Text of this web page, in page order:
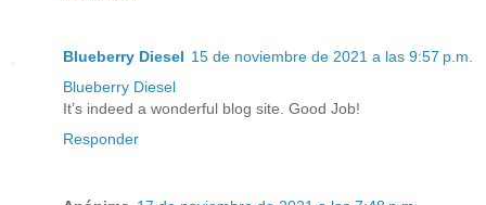
Blueberry Diesel 15 de noviembre de 2021 a las 9:57 p.m.
Blueberry Diesel
It’s indeed a wonderful blog site. Good Job!
Responder